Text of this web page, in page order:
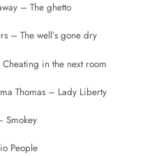
– The ghetto
– The well’s gone dry
Cheating in the next room
Thomas – Lady Liberty
Smokey
People